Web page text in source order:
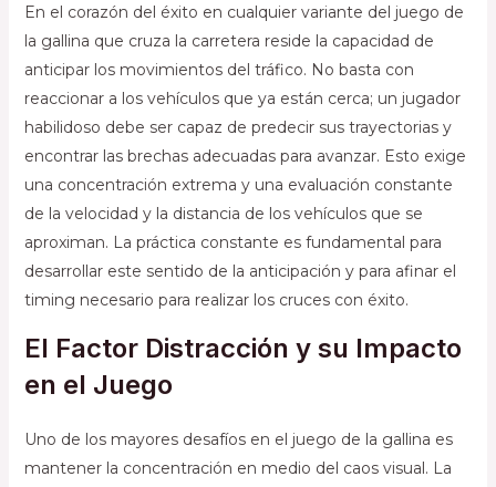
En el corazón del éxito en cualquier variante del juego de
la gallina que cruza la carretera reside la capacidad de
anticipar los movimientos del tráfico. No basta con
reaccionar a los vehículos que ya están cerca; un jugador
habilidoso debe ser capaz de predecir sus trayectorias y
encontrar las brechas adecuadas para avanzar. Esto exige
una concentración extrema y una evaluación constante
de la velocidad y la distancia de los vehículos que se
aproximan. La práctica constante es fundamental para
desarrollar este sentido de la anticipación y para afinar el
timing necesario para realizar los cruces con éxito.
El Factor Distracción y su Impacto
en el Juego
Uno de los mayores desafíos en el juego de la gallina es
mantener la concentración en medio del caos visual. La